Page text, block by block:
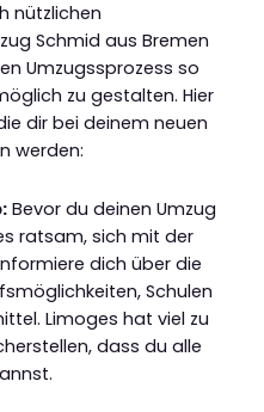
nützlichen
Schmid aus Bremen
Umzugssprozess so
zu gestalten. Hier
dir bei deinem neuen
werden:
Bevor du deinen Umzug
ratsam, sich mit der
dich über die
Schulen
Limoges hat viel zu
dass du alle